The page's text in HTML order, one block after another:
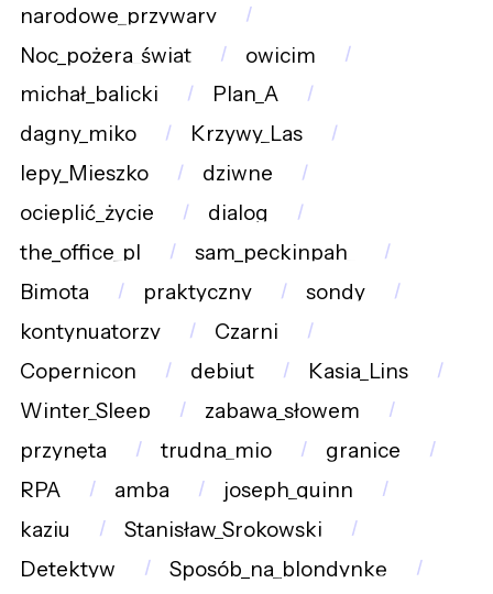
narodowe_przywary
Noc_pożera_świat
owicim
michał_balicki
Plan_A
dagny_miko
Krzywy_Las
lepy_Mieszko
dziwne
ocieplić_życie
dialog
the_office_pl
sam_peckinpah_
Bimota
praktyczny
sondy
kontynuatorzy
Czarni
Copernicon
debiut
Kasia_Lins
Winter_Sleep
zabawa_słowem
przynęta
trudna_mio
granice
RPA
amba
joseph_quinn
kaziu
Stanisław_Srokowski
Detektyw
Sposób_na_blondynkę